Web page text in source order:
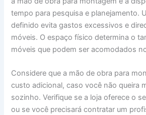
tempo para pesquisa e planejamento.
definido evita gastos excessivos e
móveis. O espaço físico determina o
móveis que podem ser acomodados
Considere que a mão de obra para
custo adicional, caso você não queira
sozinho. Verifique se a loja oferece o
ou se você precisará contratar um